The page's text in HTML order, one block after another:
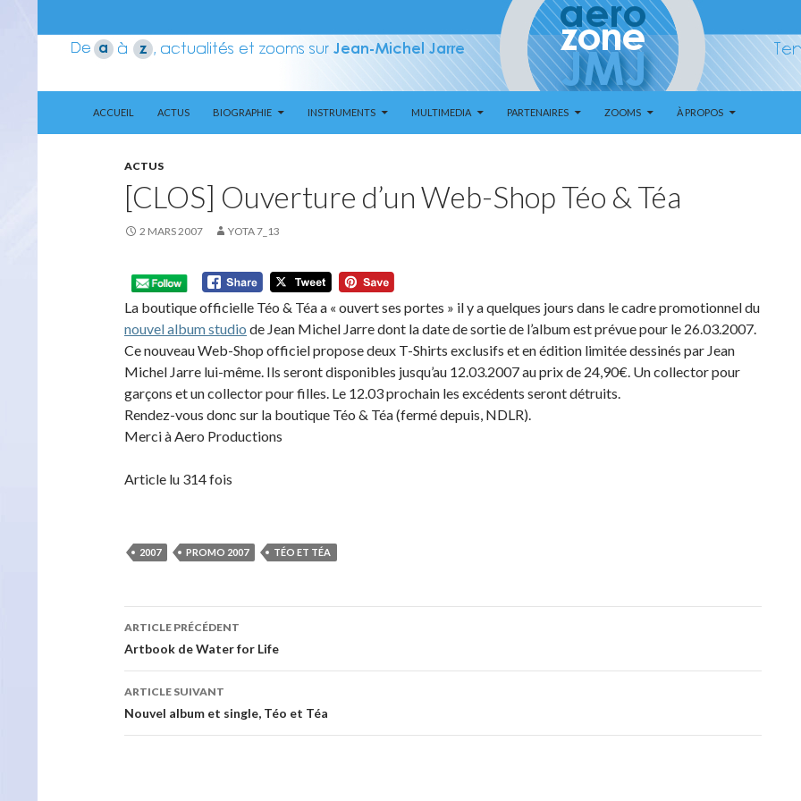
Aerozone JMJ
ACCUEIL
ACTUS BIOGRAPHIE INSTRUMENTS MULTIMEDIA PARTENAIRES ZOOMS À PROPOS
ACTUS
[CLOS] Ouverture d’un Web-Shop Téo & Téa
2 MARS 2007 YOTA 7_13
La boutique officielle Téo & Téa a « ouvert ses portes » il y a quelques jours dans le cadre promotionnel du
nouvel album studio de Jean Michel Jarre dont la date de sortie de l’album est prévue pour le 26.03.2007.
Ce nouveau Web-Shop officiel propose deux T-Shirts exclusifs et en édition limitée dessinés par Jean
Michel Jarre lui-même. Ils seront disponibles jusqu’au 12.03.2007 au prix de 24,90€. Un collector pour
garçons et un collector pour filles. Le 12.03 prochain les excédents seront détruits.
Rendez-vous donc sur la boutique Téo & Téa (fermé depuis, NDLR).
Merci à Aero Productions
Article lu 314 fois
2007 PROMO 2007 TÉO ET TÉA
Navigation
des
articles
ARTICLE PRÉCÉDENT
Artbook de Water for Life
ARTICLE SUIVANT
Nouvel album et single, Téo et Téa